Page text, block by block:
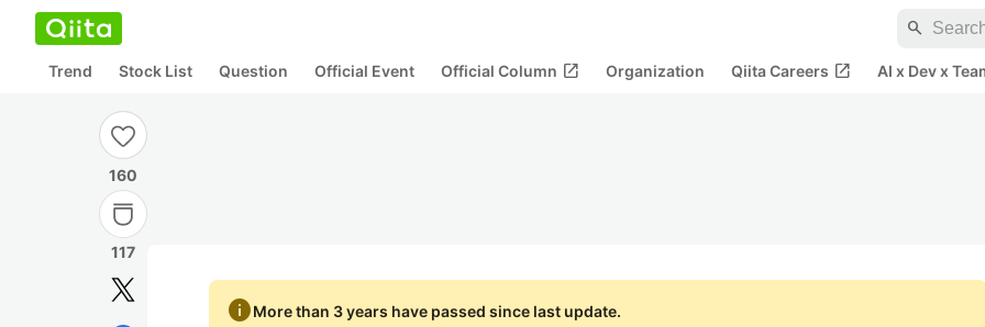
search
Trend Stock List Question Official Event Official Column open_in_new Organization Qiita Careers open_in_new AI x Dev x
160
117
infoMore than 3 years have passed since last update.